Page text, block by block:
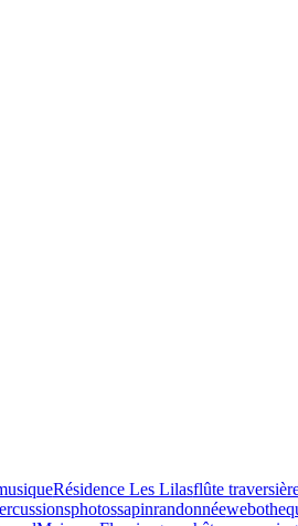
Résidence Les Lilasflûte
photossapinrandonnée